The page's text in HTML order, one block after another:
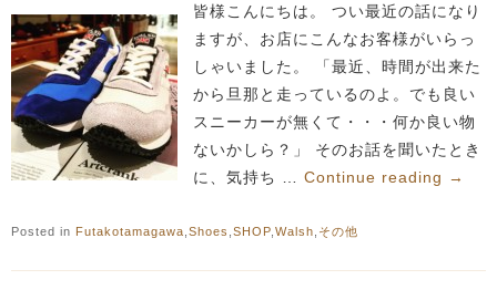
皆様こんにちは。 つい最近の話になり
ますが、お店にこんなお客様がいらっ
しゃいました。 「最近、時間が出来た
から旦那と走っているのよ。でも良い
スニーカーが無くて・・・何か良い物
ないかしら？」 そのお話を聞いたとき
に、気持ち … Continue reading →
Posted in Futakotamagawa Shoes SHOP Walsh その他